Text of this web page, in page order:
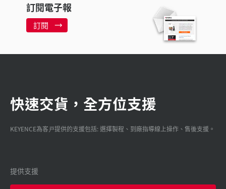
訂閱電子報
訂閱
快速交貨，全方位支援
KEYENCE為客戸提供的支援包括: 選擇製程、到廠指導線上操作、售後支援。
提供支援